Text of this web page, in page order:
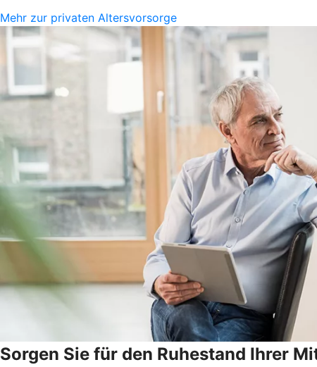
Mehr zur privaten Altersvorsorge
Sorgen Sie für den Ruhestand Ihrer